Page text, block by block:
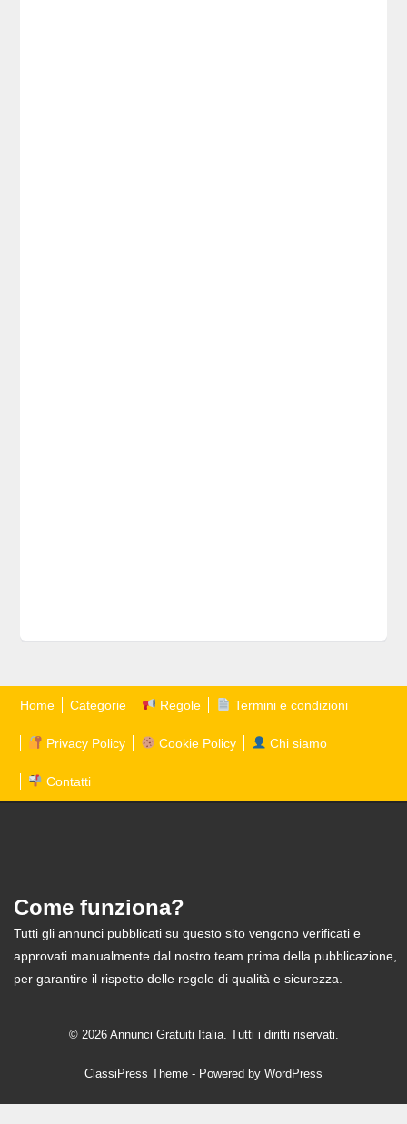
Home Categorie Regole Termini e condizioni
Privacy Policy Cookie Policy Chi siamo
Contatti
Come funziona?
Tutti gli annunci pubblicati su questo sito vengono verificati e
approvati manualmente dal nostro team prima della pubblicazione,
per garantire il rispetto delle regole di qualità e sicurezza.
© 2026 Annunci Gratuiti Italia. Tutti i diritti riservati.
ClassiPress Theme - Powered by WordPress